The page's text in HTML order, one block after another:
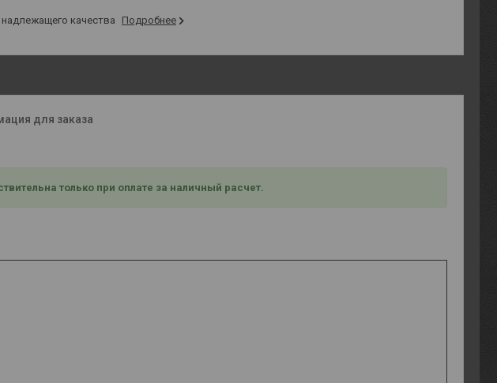
качества Подробнее
для заказа
только при оплате за наличный расчет.